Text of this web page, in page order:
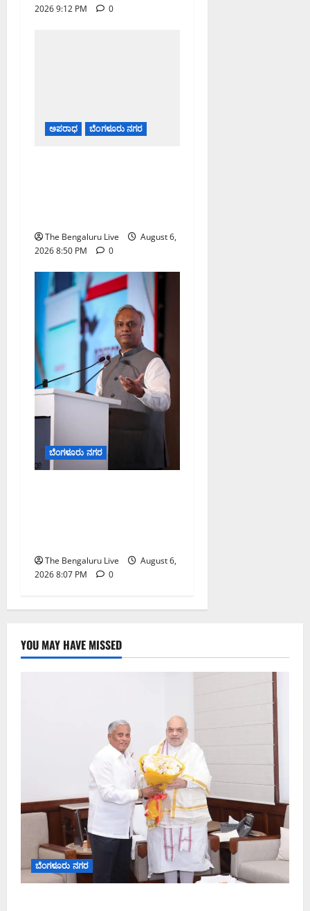
2026 9:12 PM
0
ಅಪರಾಧ ಬೆಂಗಳೂರು ನಗರ
The Bengaluru Live
August 6,
2026 8:50 PM
0
ಬೆಂಗಳೂರು ನಗರ
The Bengaluru Live
August 6,
2026 8:07 PM
0
YOU MAY HAVE MISSED
ಬೆಂಗಳೂರು ನಗರ